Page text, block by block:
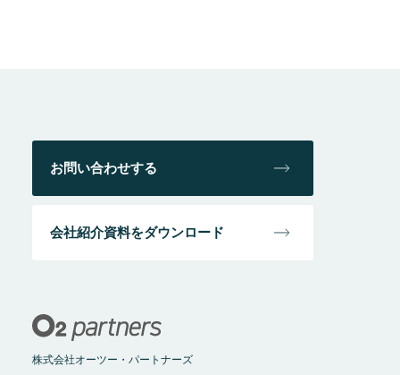
お問い合わせする
会社紹介資料をダウンロード
株式会社オーツー・パートナーズ